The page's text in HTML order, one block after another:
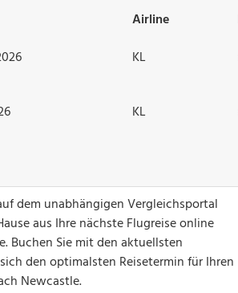
Airline
KL
KL
dem unabhängigen Vergleichsportal
aus Ihre nächste Flugreise online
Buchen Sie mit den aktuellsten
den optimalsten Reisetermin für Ihren
Newcastle.